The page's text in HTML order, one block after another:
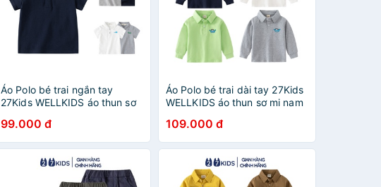
Áo Polo bé trai ngắn tay
27Kids WELLKIDS áo thun sơ
BSPO4
99.000 đ
Áo Polo bé trai dài tay 27Kids
WELLKIDS áo thun sơ mi nam
BLPO1
109.000 đ